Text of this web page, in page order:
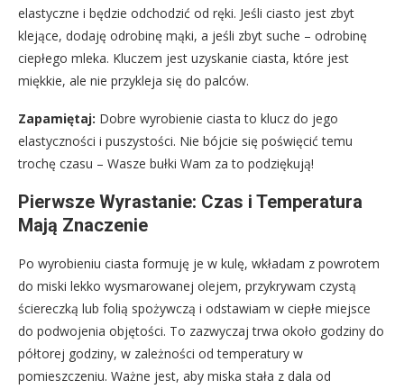
elastyczne i będzie odchodzić od ręki. Jeśli ciasto jest zbyt
klejące, dodaję odrobinę mąki, a jeśli zbyt suche – odrobinę
ciepłego mleka. Kluczem jest uzyskanie ciasta, które jest
miękkie, ale nie przykleja się do palców.
Zapamiętaj: Dobre wyrobienie ciasta to klucz do jego
elastyczności i puszystości. Nie bójcie się poświęcić temu
trochę czasu – Wasze bułki Wam za to podziękują!
Pierwsze Wyrastanie: Czas i Temperatura
Mają Znaczenie
Po wyrobieniu ciasta formuję je w kulę, wkładam z powrotem
do miski lekko wysmarowanej olejem, przykrywam czystą
ściereczką lub folią spożywczą i odstawiam w ciepłe miejsce
do podwojenia objętości. To zazwyczaj trwa około godziny do
półtorej godziny, w zależności od temperatury w
pomieszczeniu. Ważne jest, aby miska stała z dala od